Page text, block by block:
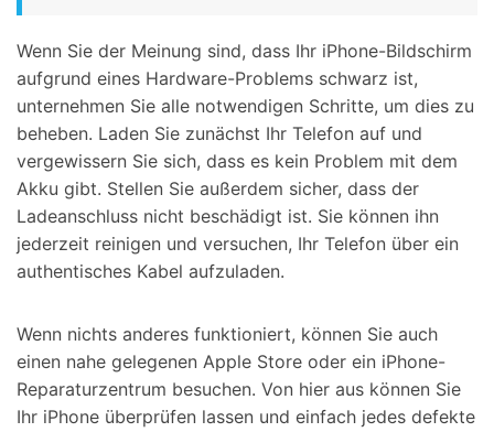
Wenn Sie der Meinung sind, dass Ihr iPhone-Bildschirm
aufgrund eines Hardware-Problems schwarz ist,
unternehmen Sie alle notwendigen Schritte, um dies zu
beheben. Laden Sie zunächst Ihr Telefon auf und
vergewissern Sie sich, dass es kein Problem mit dem
Akku gibt. Stellen Sie außerdem sicher, dass der
Ladeanschluss nicht beschädigt ist. Sie können ihn
jederzeit reinigen und versuchen, Ihr Telefon über ein
authentisches Kabel aufzuladen.
Wenn nichts anderes funktioniert, können Sie auch
einen nahe gelegenen Apple Store oder ein iPhone-
Reparaturzentrum besuchen. Von hier aus können Sie
Ihr iPhone überprüfen lassen und einfach jedes defekte